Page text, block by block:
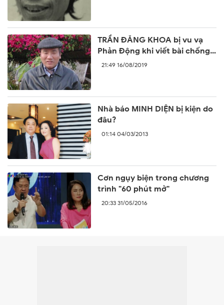
TRẦN ĐĂNG KHOA bị vu vạ
Phản Động khi viết bài chống
lại sự ngang ngược của Trung
21:49 16/08/2019
Nhà báo MINH DIỆN bị kiện do
đâu?
01:14 04/03/2013
Cơn ngụy biện trong chương
trình "60 phút mở"
20:33 31/05/2016